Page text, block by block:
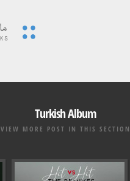
Turkish Album
VIEW MORE POST IN THIS SECTION